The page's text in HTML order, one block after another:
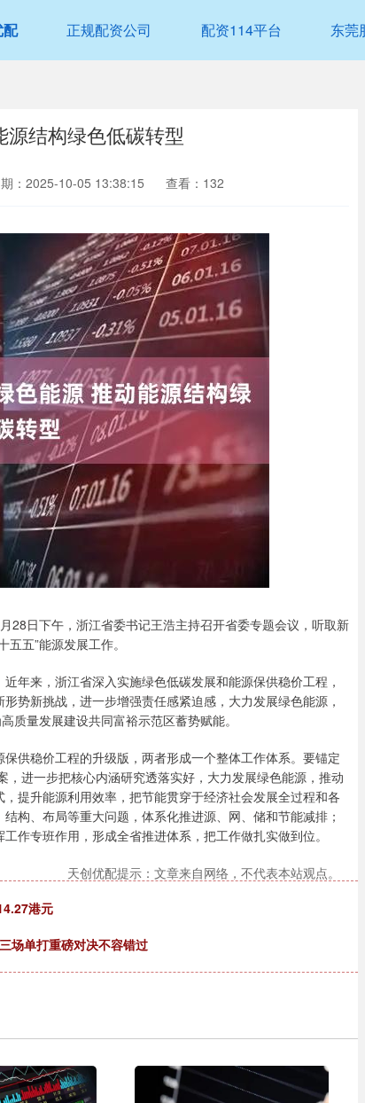
配 正规配资公司 配资114平台 东莞
结构绿色低碳转型
：2025-10-05 13:38:15 查看：132
日下午，浙江省委书记王浩主持召开省委专题会议，听取新
五”能源发展工作。
来，浙江省深入实施绿色低碳发展和能源保供稳价工程，
势新挑战，进一步增强责任感紧迫感，大力发展绿色能源，
质量发展建设共同富裕示范区蓄势赋能。
稳价工程的升级版，两者形成一个整体工作体系。要锚定
进一步把核心内涵研究透落实好，大力发展绿色能源，推动
提升能源利用效率，把节能贯穿于经济社会发展全过程和各
构、布局等重大问题，体系化推进源、网、储和节能减排；
作专班作用，形成全省推进体系，把工作做扎实做到位。
天创优配提示：文章来自网络，不代表本站观点。
港元
场单打重磅对决不容错过
沪深300 4653.30 -4.85